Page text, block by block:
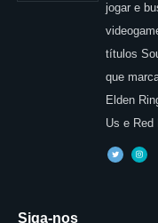
jogar e
títulos
que
Elden
Us e Red
Siga-nos